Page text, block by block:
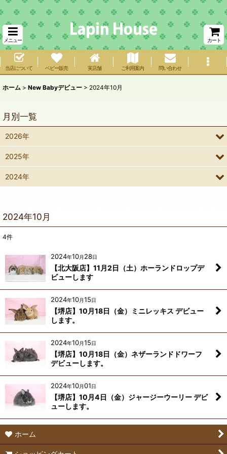
メニュー カート
当店について ベビー販売 実店舗 ご利用案内 問い合わせ
ホーム > New Babyデビュー > 2024年10月
2024年10月
4件
2024年10月 28日
【北大阪店】11月2日（土）ホーランドロップデ
ビューします
2024年10月15日
【堺店】10月18日（金）ミニレッキス デビュー
します。
2024年10月15日
【堺店】10月18日（金）ネザーランドドワーフ
デビューします。
2024年10月01日
【堺店】10月4日（金）ジャージーウーリー デビ
ューします。
月別一覧
2026年
2025年
2024年
ホーム